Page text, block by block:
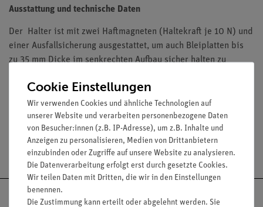
Ausstattung und technische Daten
Der Halter ist mit zwei Haftmagneten (Haltekraft je 10 N) und
einer Ausfallsicherung ausgestattet, um auch Bleiplatten bis
zu 35 mm Dicke im senkrechten Aufbau sicher halten zu
Radioaktivität (09200.00) nutzbar.
Versandkostenfrei ab 300,- €
Cookie Einstellungen
Wir verwenden Cookies und ähnliche Technologien auf
unserer Website und verarbeiten personenbezogene Daten
von Besucher:innen (z.B. IP-Adresse), um z.B. Inhalte und
Anzeigen zu personalisieren, Medien von Drittanbietern
einzubinden oder Zugriffe auf unsere Website zu analysieren.
Die Datenverarbeitung erfolgt erst durch gesetzte Cookies.
Wir teilen Daten mit Dritten, die wir in den Einstellungen
benennen.
Die Zustimmung kann erteilt oder abgelehnt werden. Sie